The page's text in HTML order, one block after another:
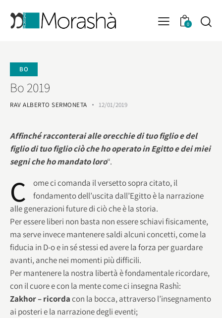
0
BO
Bo 2019
RAV ALBERTO SERMONETA 12/01/2019
Affinché racconterai alle orecchie di tuo figlio e del
figlio di tuo figlio ciò che ho operato in Egitto e dei miei
segni che ho mandato loro“.
C
ome ci comanda il versetto sopra citato, il
fondamento dell’uscita dall’Egitto è la narrazione
alle generazioni future di ciò che è la storia.
Per essere liberi non basta non essere schiavi fisicamente,
ma serve invece mantenere saldi alcuni concetti, come la
fiducia in D-o e in sé stessi ed avere la forza per guardare
avanti, anche nei momenti più difficili.
Per mantenere la nostra libertà è fondamentale ricordare,
con il cuore e con la mente come ci insegna Rashì:
Zakhor – ricordacon la bocca, attraverso l’insegnamento
ai posteri e la narrazione degli eventi;